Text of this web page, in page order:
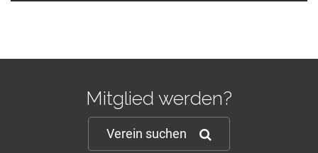
Mitglied werden?
Verein suchen